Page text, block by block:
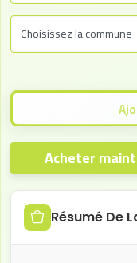
Résumé De